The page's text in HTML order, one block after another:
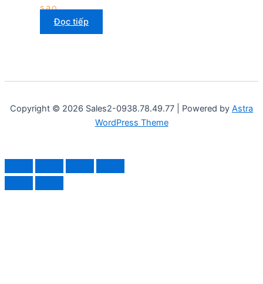
sao
Đọc tiếp
Copyright © 2026 Sales2-0938.78.49.77 | Powered by Astra
WordPress Theme